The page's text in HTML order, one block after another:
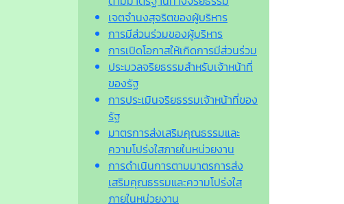
เจตจํานงสุจริตของผู้บริหาร
การมีส่วนร่วมของผู้บริหาร
การเปิดโอกาสให้เกิดการมีส่วนร่วม
ประมวลจริยธรรมสำหรับเจ้าหน้าที่
ของรัฐ
การประเมินจริยธรรมเจ้าหน้าที่ของ
รัฐ
มาตรการส่งเสริมคุณธรรมและ
ความโปร่งใสภายในหน่วยงาน
การดำเนินการตามมาตรการส่ง
เสริมคุณธรรมและความโปร่งใส
ภายในหน่วยงาน